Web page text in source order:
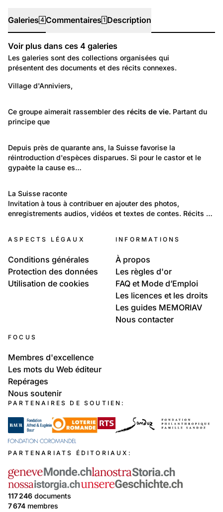
Galeries 4 Commentaires 1 Description
Galeries
Voir plus dans ces 4 galeries
Les galeries sont des collections organisées qui
présentent des documents et des récits connexes.
Lieux: Valais
Village d'Anniviers,
Portraits: Une vie
Récits de vie
Ce groupe aimerait rassembler des récits de vie. Partant du
principe que
Environnement: Nature et paysage
La reconquête des animaux sauvages
Depuis près de quarante ans, la Suisse favorise la
réintroduction d'espèces disparues. Si pour le castor et le
gypaète la cause es…
Temps libre et culture: Littérature et musique
Contes et légendes de la Suisse, récits inventés et
récits de vie
La Suisse raconte
Invitation à tous à contribuer en ajouter des photos,
enregistrements audios, vidéos et textes de contes. Récits …
ASPECTS LÉGAUX
Conditions générales
Protection des données
Utilisation de cookies
INFORMATIONS
À propos
Les règles d'or
FAQ et Mode d’Emploi
Les licences et les droits
Les guides MEMORIAV
Nous contacter
FOCUS
Membres d'excellence
Les mots du Web éditeur
Repérages
Nous soutenir
PARTENAIRES DE SOUTIEN:
PARTENARIATS ÉDITORIAUX:
117 246 documents
7 674 membres